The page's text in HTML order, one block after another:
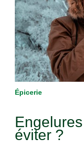
Épicerie
éviter ?